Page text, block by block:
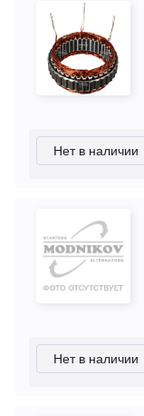
Нет в наличии
Нет в наличии